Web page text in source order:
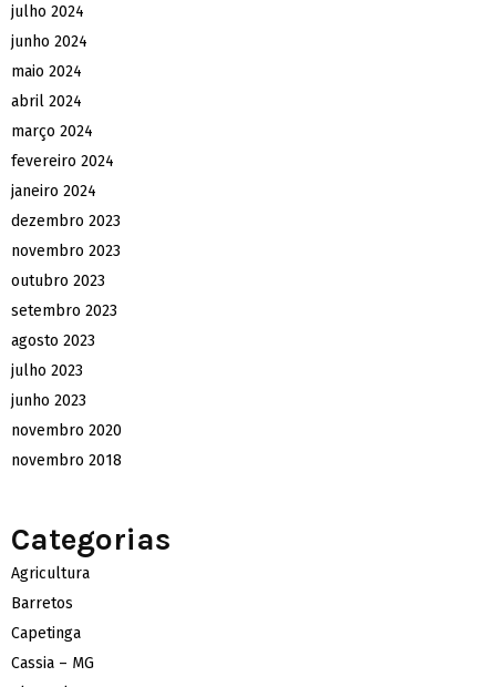
julho 2024
junho 2024
maio 2024
abril 2024
março 2024
fevereiro 2024
janeiro 2024
dezembro 2023
novembro 2023
outubro 2023
setembro 2023
agosto 2023
julho 2023
junho 2023
novembro 2020
novembro 2018
Categorias
Agricultura
Barretos
Capetinga
Cassia – MG